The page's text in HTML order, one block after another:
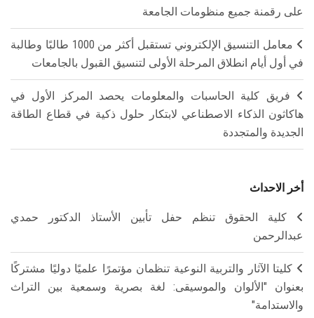
على رقمنة جميع منظومات الجامعة
معامل التنسيق الإلكتروني تستقبل أكثر من 1000 طالبًا وطالبة
في أول أيام انطلاق المرحلة الأولى لتنسيق القبول بالجامعات
فريق كلية الحاسبات والمعلومات يحصد المركز الأول في
هاكاثون الذكاء الاصطناعي لابتكار حلول ذكية في قطاع الطاقة
الجديدة والمتجددة
أخر الاحداث
كلية الحقوق تنظم حفل تأبين الأستاذ الدكتور حمدي
عبدالرحمن
كليتا الآثار والتربية النوعية تنظمان مؤتمرًا علميًا دوليًا مشتركًا
بعنوان "الألوان والموسيقى: لغة بصرية وسمعية بين التراث
والاستدامة"